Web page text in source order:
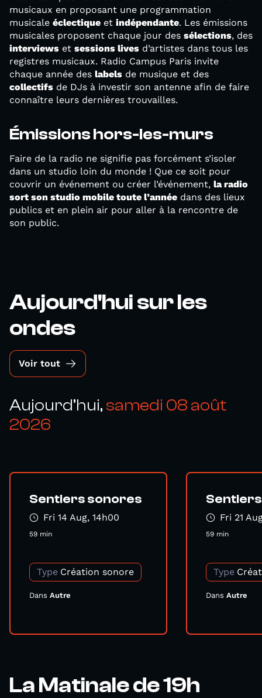
musicaux en proposant une programmation
musicale éclectique et indépendante. Les émissions
musicales proposent chaque jour des sélections, des
interviews et sessions lives d’artistes dans tous les
registres musicaux. Radio Campus Paris invite
chaque année des labels de musique et des
collectifs de DJs à investir son antenne afin de faire
connaître leurs dernières trouvailles.
Émissions hors-les-murs
Faire de la radio ne signifie pas forcément s’isoler
dans un studio loin du monde ! Que ce soit pour
couvrir un événement ou créer l’événement, la radio
sort son studio mobile toute l’année dans des lieux
publics et en plein air pour aller à la rencontre de
son public.
Aujourd'hui sur les
ondes
Voir tout
Aujourd’hui, samedi 08 août
2026
Sentiers sonores
Fri 14 Aug, 14h00
59 min
Type Création sonore
Dans Autre
Fri 21
59 min
Type
DansAutre
La Matinale de 19h